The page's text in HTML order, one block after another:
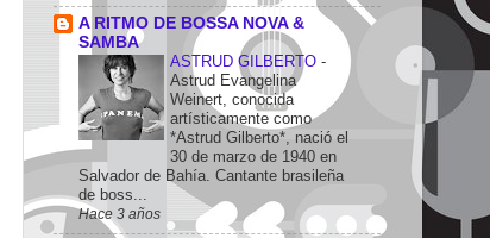
A RITMO DE BOSSA NOVA &
SAMBA
ASTRUD GILBERTO -
Astrud Evangelina
Weinert, conocida
artísticamente como
*Astrud Gilberto*, nació el
30 de marzo de 1940 en
Salvador de Bahía. Cantante brasileña
de boss...
Hace 3 años